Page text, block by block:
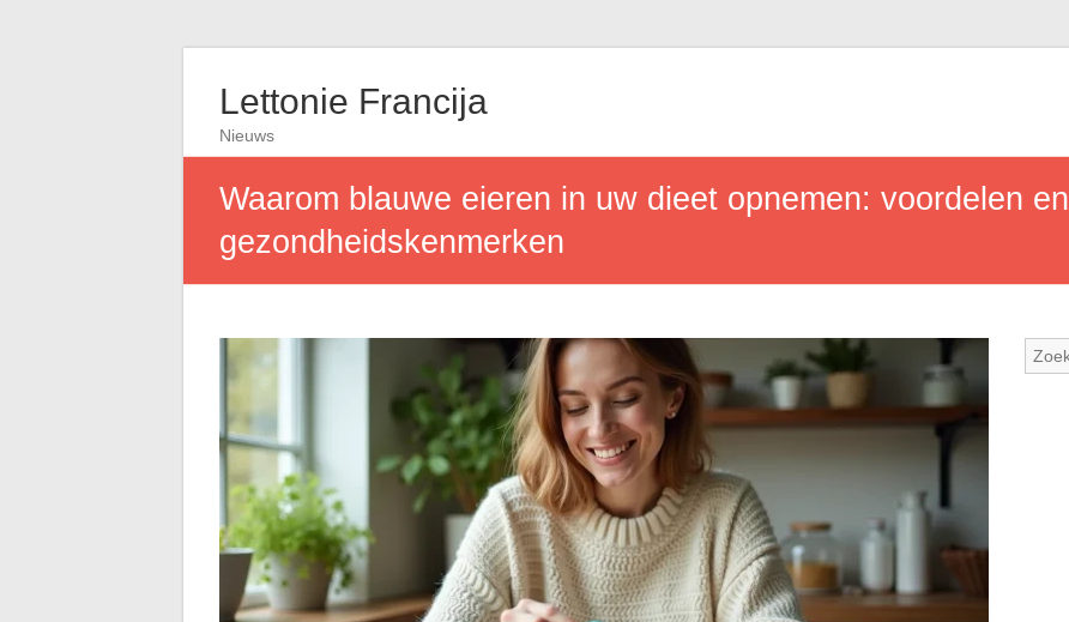
Lettonie Francija
Nieuws
Waarom blauwe eieren in uw dieet opnemen: voordelen en
gezondheidskenmerken